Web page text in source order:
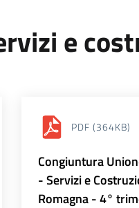
e
PDF (364KB)
Congiuntura
- Servizi e
Romagna - 4°